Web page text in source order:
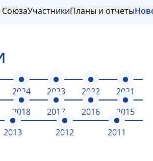
СоюзаУчастникиПланы и отчеты
2024 2023 2022
2021
2018 2017 2016
2015
2013 2012 2011